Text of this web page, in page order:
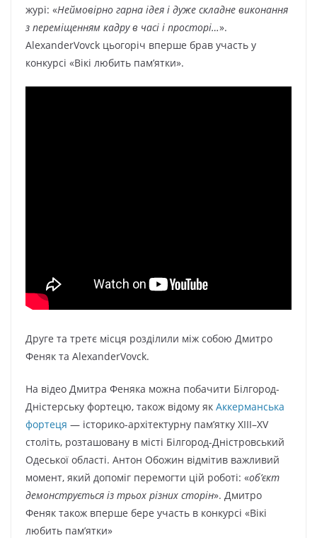
журі: «Неймовірно гарна ідея і дуже складне виконання
з переміщенням кадру в часі і просторі…».
AlexanderVovck цьогоріч вперше брав участь у
конкурсі «Вікі любить пам’ятки».
Друге та третє місця розділили між собою Дмитро
Феняк та AlexanderVovck.
На відео Дмитра Феняка можна побачити Білгород-
Дністерську фортецю, також відому як Аккерманська
фортеця — історико-архітектурну пам’ятку XIII–XV
століть, розташовану в місті Білгород-Дністровський
Одеської області. Антон Обожин відмітив важливий
момент, який допоміг перемогти цій роботі: «об’єкт
демонструється із трьох різних сторін». Дмитро
Феняк також вперше бере участь в конкурсі «Вікі
любить пам’ятки»